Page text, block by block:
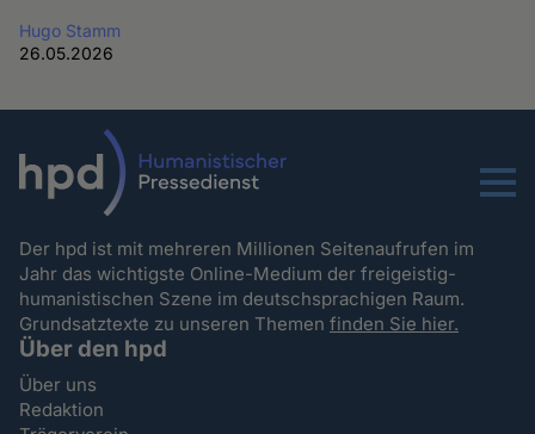
Hugo Stamm
26.05.2026
Menu
Der hpd ist mit mehreren Millionen Seitenaufrufen im
Jahr das wichtigste Online-Medium der freigeistig-
humanistischen Szene im deutschsprachigen Raum.
Grundsatztexte zu unseren Themenfinden Sie hier.
Über den hpd
Über uns
Redaktion